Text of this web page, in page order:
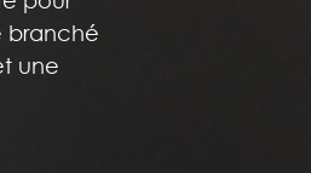
branché
une